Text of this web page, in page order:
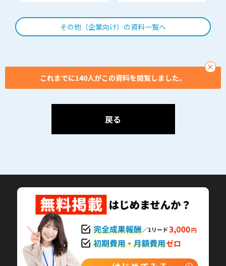
まとめて解決！
い！」そんな広告代理
店・マーケティング・営
業担当者の方へ
その他（企業向け）の資料一覧へ
×
これまでに140人がこの資料を閲覧しました。
戻る